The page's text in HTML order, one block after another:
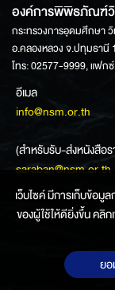
องค์การพิพิธภัณฑ์
กระทรวงการอุดมศึกษา
อ.คลองหลวง จ.ปทุมธานี
โทร: 02577-9999, แฟก
อีเมล
info@nsm.or.th
(สำหรับรับ-ส่งหนังสือร
saraban@nsm.or.th
เว็บไซค์ มีการเก็บข้อ
ของผู้ใช้ให้ดียิ่งขึ้น คลิ
ย